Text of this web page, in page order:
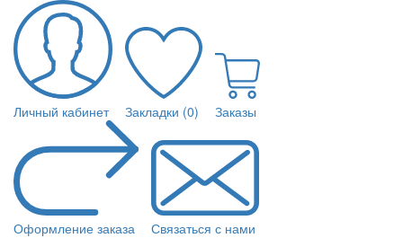
Личный кабинет Закладки (0) Заказы
Оформление заказа Связаться с нами